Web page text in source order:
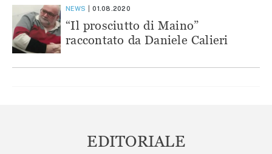
NEWS 01.08.2020
“Il prosciutto di Maino”
raccontato da Daniele Calieri
EDITORIALE